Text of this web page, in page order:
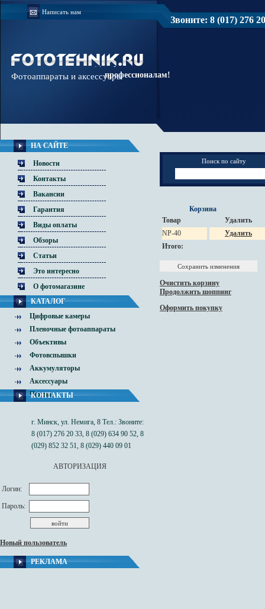
Написать нам
Звоните: 8 (017) 276
Доверяйте
профессионалам!
Фотоаппараты и аксессуары
НА САЙТЕ
Новости
Контакты
Вакансии
Гарантия
Виды оплаты
Обзоры
Статьи
Это интересно
О фотомагазине
КАТАЛОГ
Цифровые камеры
Пленочные фотоаппараты
Объективы
Фотовспышки
Аккумуляторы
Аксессуары
Чехлы
КОНТАКТЫ
г. Минск, ул. Немига, 8 Тел.: Звоните:
8 (017) 276 20 33, 8 (029) 634 90 52, 8
(029) 852 32 51, 8 (029) 440 09 01
АВТОРИЗАЦИЯ
Логин:
Пароль:
Новый пользователь
РЕКЛАМА
Поиск по сайту
Корзина
Товар
Удалить
NP-40
Удалить
Итого:
Очистить корзину
Продолжить шоппинг
Оформить покупку